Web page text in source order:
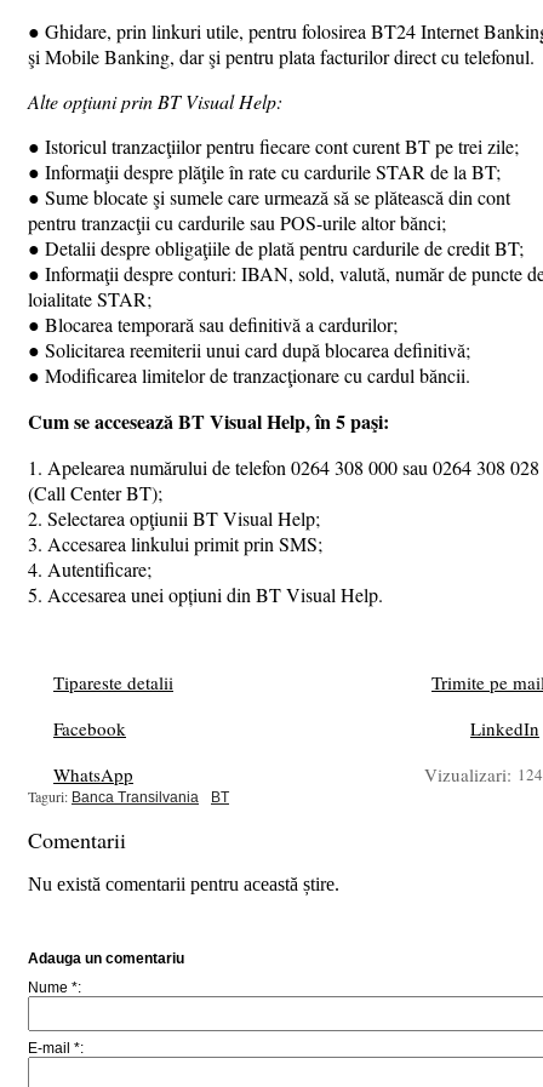
● Ghidare, prin linkuri utile, pentru folosirea BT24 Internet
şi Mobile Banking, dar şi pentru plata facturilor direct cu telefonul.
Alte opţiuni prin BT Visual Help:
● Istoricul tranzacţiilor pentru fiecare cont curent BT pe trei zile;
● Informaţii despre plăţile în rate cu cardurile STAR de la BT;
● Sume blocate şi sumele care urmează să se plătească din cont
pentru tranzacţii cu cardurile sau POS-urile altor bănci;
● Detalii despre obligaţiile de plată pentru cardurile de credit BT;
● Informaţii despre conturi: IBAN, sold, valută, număr de puncte
loialitate STAR;
● Blocarea temporară sau definitivă a cardurilor;
● Solicitarea reemiterii unui card după blocarea definitivă;
● Modificarea limitelor de tranzacţionare cu cardul băncii.
Cum se accesează BT Visual Help, în 5 paşi:
1. Apelearea numărului de telefon 0264 308 000 sau 0264 308 028
(Call Center BT);
2. Selectarea opţiunii BT Visual Help;
3. Accesarea linkului primit prin SMS;
4. Autentificare;
5. Accesarea unei opțiuni din BT Visual Help.
Tipareste detalii
Trimite pe
Facebook
LinkedIn
WhatsApp
Vizualizari:
Taguri: Banca Transilvania BT
Comentarii
Nu există comentarii pentru această știre.
Adauga un comentariu
Nume *:
E-mail *: